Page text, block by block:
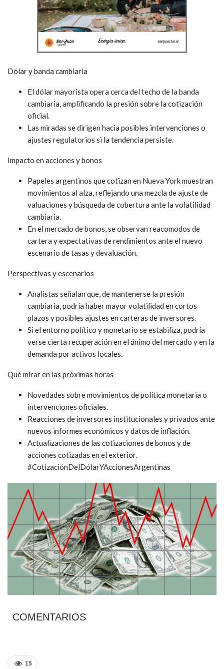
Dólar y banda cambiaria
El dólar mayorista opera cerca del techo de la banda
cambiaria, amplificando la presión sobre la cotización
oficial.
Las miradas se dirigen hacia posibles intervenciones o
ajustes regulatorios si la tendencia persiste.
Impacto en acciones y bonos
Papeles argentinos que cotizan en Nueva York muestran
movimientos al alza, reflejando una mezcla de ajuste de
valuaciones y búsqueda de cobertura ante la volatilidad
cambiaria.
En el mercado de bonos, se observan reacomodos de
cartera y expectativas de rendimientos ante el nuevo
escenario de tasas y devaluación.
Perspectivas y escenarios
Analistas señalan que, de mantenerse la presión
cambiaria, podría haber mayor volatilidad en cortos
plazos y posibles ajustes en carteras de inversores.
Si el entorno político y monetario se estabiliza, podría
verse cierta recuperación en el ánimo del mercado y en la
demanda por activos locales.
Qué mirar en las próximas horas
Novedades sobre movimientos de política monetaria o
intervenciones oficiales.
Reacciones de inversores institucionales y privados ante
nuevos informes económicos y datos de inflación.
Actualizaciones de las cotizaciones de bonos y de
acciones cotizadas en el exterior.
#CotizaciónDelDólarYAccionesArgentinas
COMENTARIOS
15